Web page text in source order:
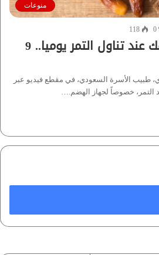
منوعات
0
118
هذا ما يحدث لجسمك عند تناول التمر يوميا.. 9
طبيب الأسرة السعودي، في مقطع فيديو عبر
خصوصاً لجهاز الهضم.…